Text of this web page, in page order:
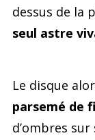
dessus de la
seul astre
Le disque
parsemé de
d’ombres